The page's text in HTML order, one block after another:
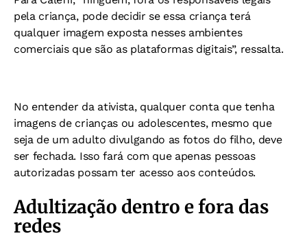
pela criança, pode decidir se essa criança terá
qualquer imagem exposta nesses ambientes
comerciais que são as plataformas digitais”, ressalta.
No entender da ativista, qualquer conta que tenha
imagens de crianças ou adolescentes, mesmo que
seja de um adulto divulgando as fotos do filho, deve
ser fechada. Isso fará com que apenas pessoas
autorizadas possam ter acesso aos conteúdos.
Adultização dentro e fora das
redes